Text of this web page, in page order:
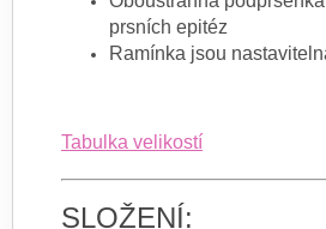
prsních epitéz
Ramínka jsou
Tabulka velikostí
SLOŽENÍ: